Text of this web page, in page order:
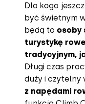
Dla kogo
być świetnym
będą to osoby
turystykę
tradycyjnym,
Długi czas
duży i czytelny
z napędami